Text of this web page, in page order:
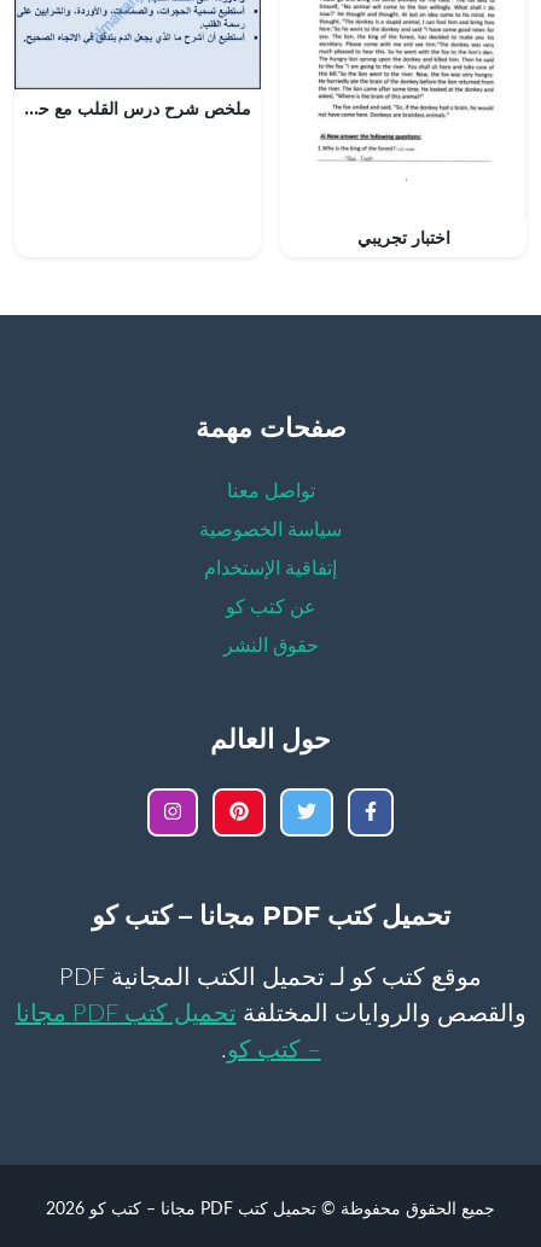
اختبار تجريبي
ملخص شرح درس القلب مع حل الأنشطة (علوم) الثامن
صفحات مهمة
تواصل معنا
سياسة الخصوصية
إتفاقية الإستخدام
عن كتب كو
حقوق النشر
حول العالم
تحميل كتب PDF مجانا – كتب كو
موقع كتب كو لـ تحميل الكتب المجانية PDF
والقصص والروايات المختلفة
تحميل كتب PDF مجانا
– كتب كو.
جميع الحقوق محفوظة © تحميل كتب PDF مجانا – كتب كو 2026